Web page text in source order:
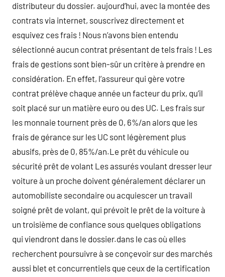
distributeur du dossier. aujourd’hui, avec la montée des
contrats via internet, souscrivez directement et
esquivez ces frais ! Nous n’avons bien entendu
sélectionné aucun contrat présentant de tels frais ! Les
frais de gestions sont bien-sûr un critère à prendre en
considération. En effet, l’assureur qui gère votre
contrat prélève chaque année un facteur du prix, qu’il
soit placé sur un matière euro ou des UC. Les frais sur
les monnaie tournent près de 0, 6%/an alors que les
frais de gérance sur les UC sont légèrement plus
abusifs, près de 0, 85%/an.Le prêt du véhicule ou
sécurité prêt de volant Les assurés voulant dresser leur
voiture à un proche doivent généralement déclarer un
automobiliste secondaire ou acquiescer un travail
soigné prêt de volant, qui prévoit le prêt de la voiture à
un troisième de confiance sous quelques obligations
qui viendront dans le dossier.dans le cas où elles
recherchent poursuivre à se conçevoir sur des marchés
aussi blet et concurrentiels que ceux de la certification